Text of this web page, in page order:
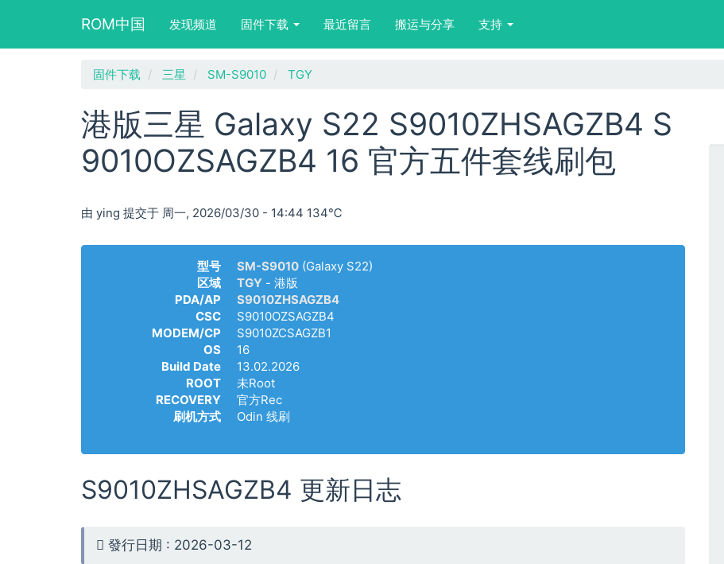
ROM中国
Main
navigation
发现频道 固件下载 最近留言 搬运与分享 支持
User
account
menu
Search
form
block
固件下载 三星 SM-S9010 TGY
港版三星 Galaxy S22 S9010ZHSAGZB4 S
9010OZSAGZB4 16 官方五件套线刷包
由 ying 提交于 周一, 2026/03/30 - 14:44 134℃
型号 SM-S9010 (Galaxy S22)
区域
TGY - 港版
PDA/AP
S9010ZHSAGZB4
CSC
S9010OZSAGZB4
MODEM/CP
S9010ZCSAGZB1
OS
16
Build Date
13.02.2026
ROOT
未Root
RECOVERY
官方Rec
刷机方式
Odin 线刷
S9010ZHSAGZB4 更新日志
發行日期 : 2026-03-12